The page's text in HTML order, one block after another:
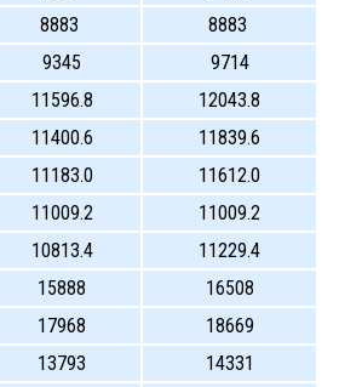
8883
8883
9345
9714
11596.8
12043.8
11400.6
11839.6
11183.0
11612.0
11009.2
11009.2
10813.4
11229.4
15888
16508
17968
18669
13793
14331